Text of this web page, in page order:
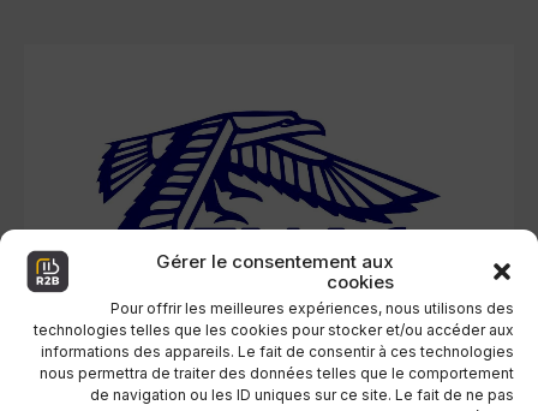
Gérer le consentement aux
cookies
Pour offrir les meilleures expériences, nous utilisons des
technologies telles que les cookies pour stocker et/ou accéder aux
informations des appareils. Le fait de consentir à ces technologies
nous permettra de traiter des données telles que le comportement
de navigation ou les ID uniques sur ce site. Le fait de ne pas